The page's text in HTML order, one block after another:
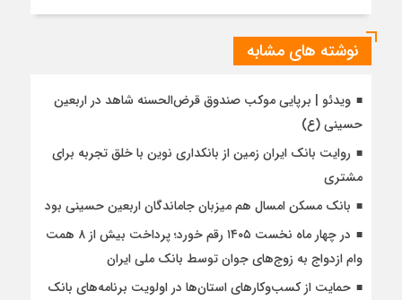
نوشته های مشابه
ویدئو | برپایی موکب صندوق قرض‌الحسنه شاهد در اربعین
حسینی (ع)
روایت بانک ایران زمین از بانکداری نوین با خلق تجربه برای
مشتری
بانک مسکن امسال هم میزبان جاماندگان اربعین حسینی بود
در چهار ماه نخست ۱۴۰۵ رقم خورد؛ پرداخت بیش از ۸ همت
وام ازدواج به زوج‌های جوان توسط بانک ملی ایران
حمایت از کسب‌وکارهای استان‌ها در اولویت برنامه‌های بانک